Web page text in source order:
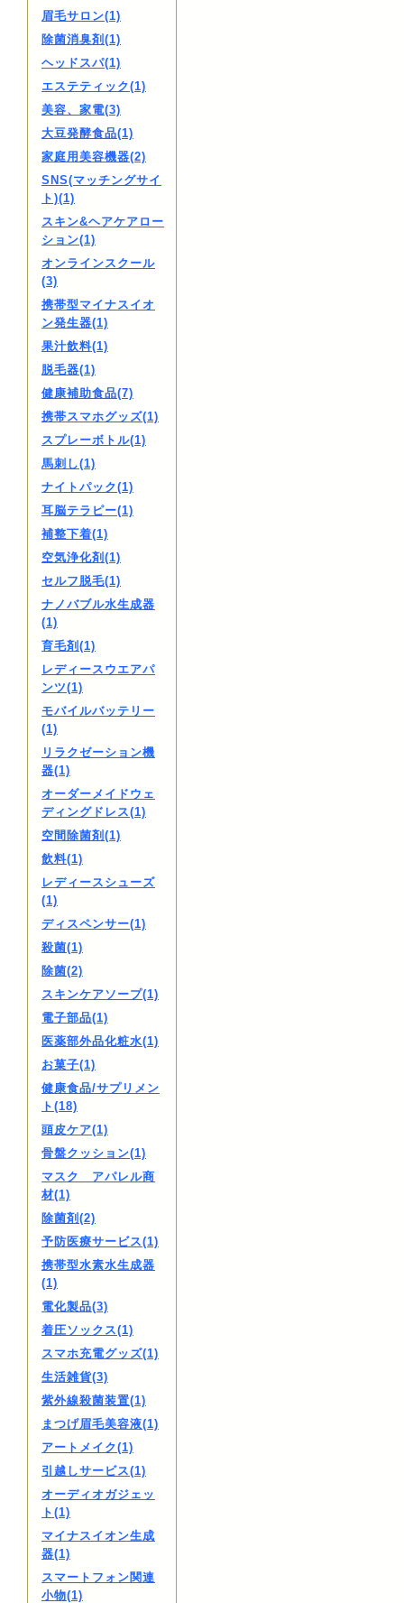
眉毛サロン(1)
除菌消臭剤(1)
ヘッドスパ(1)
エステティック(1)
美容、家電(3)
大豆発酵食品(1)
家庭用美容機器(2)
SNS(マッチングサイ
ト)(1)
スキン&ヘアケアロー
ション(1)
オンラインスクール
(3)
携帯型マイナスイオ
ン発生器(1)
果汁飲料(1)
脱毛器(1)
健康補助食品(7)
携帯スマホグッズ(1)
スプレーボトル(1)
馬刺し(1)
ナイトパック(1)
耳脳テラピー(1)
補整下着(1)
空気浄化剤(1)
セルフ脱毛(1)
ナノバブル水生成器
(1)
育毛剤(1)
レディースウエアパ
ンツ(1)
モバイルバッテリー
(1)
リラクゼーション機
器(1)
オーダーメイドウェ
ディングドレス(1)
空間除菌剤(1)
飲料(1)
レディースシューズ
(1)
ディスペンサー(1)
殺菌(1)
除菌(2)
スキンケアソープ(1)
電子部品(1)
医薬部外品化粧水(1)
お菓子(1)
健康食品/サプリメン
ト(18)
頭皮ケア(1)
骨盤クッション(1)
マスク アパレル商
材(1)
除菌剤(2)
予防医療サービス(1)
携帯型水素水生成器
(1)
電化製品(3)
着圧ソックス(1)
スマホ充電グッズ(1)
生活雑貨(3)
紫外線殺菌装置(1)
まつげ眉毛美容液(1)
アートメイク(1)
引越しサービス(1)
オーディオガジェッ
ト(1)
マイナスイオン生成
器(1)
スマートフォン関連
小物(1)